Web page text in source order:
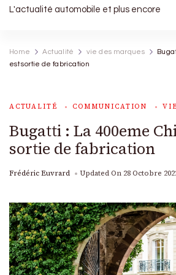
L'actualité automobile et plus encore
Home Actualité vie des marques
est sortie de fabrication
ACTUALITÉ COMMUNICATION
Bugatti : La 400eme
sortie de fabrication
Frédéric Euvrard Updated On 28 Octobre